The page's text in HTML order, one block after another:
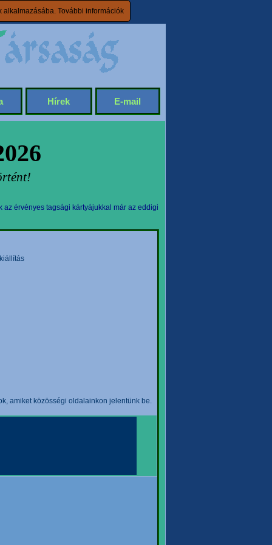
alkalmazásába. További információk
Hírek E-mail
érvényes tagsági kártyájukkal már az eddigi
amiket közösségi oldalainkon jelentünk be.